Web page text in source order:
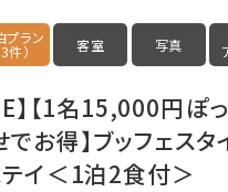
プラン
3件） 客室 写真
】【1名15,000円ぽ
お得】ブッフェス
テイ＜1泊2食付＞